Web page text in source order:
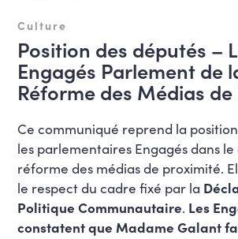
Culture
Position des députés –
Engagés Parlement de
Réforme des Médias
Ce communiqué reprend la
les parlementaires Engagés dans
réforme des médias de proximité.
le respect du cadre fixé par la
Politique Communautaire. Les
constatent que Madame Galant